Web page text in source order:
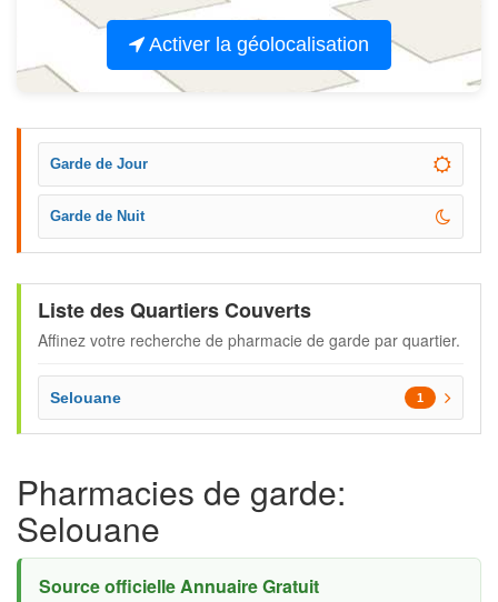
Activer la géolocalisation
Garde de Jour
Garde de Nuit
Liste des Quartiers Couverts
Affinez votre recherche de pharmacie de garde par quartier.
Selouane 1
Pharmacies de garde:
Selouane
Source officielle Annuaire Gratuit